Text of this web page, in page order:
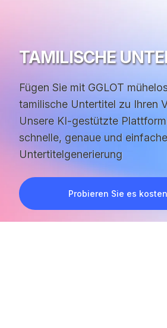
TAMILISCHE
Fügen Sie mit GGLOT
tamilische Untertitel zu Ihren
Unsere KI-gestützte
schnelle, genaue und
Untertitelgenerierung
Probieren Sie es